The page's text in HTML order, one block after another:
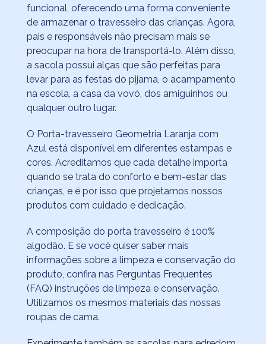
funcional, oferecendo uma forma conveniente
de armazenar o travesseiro das crianças. Agora,
pais e responsáveis não precisam mais se
preocupar na hora de transportá-lo. Além disso,
a sacola possui alças que são perfeitas para
levar para as festas do pijama, o acampamento
na escola, a casa da vovó, dos amiguinhos ou
qualquer outro lugar.
O Porta-travesseiro Geometria Laranja com
Azul está disponível em diferentes estampas e
cores. Acreditamos que cada detalhe importa
quando se trata do conforto e bem-estar das
crianças, e é por isso que projetamos nossos
produtos com cuidado e dedicação.
A composição do porta travesseiro é 100%
algodão. E se você quiser saber mais
informações sobre a limpeza e conservação do
produto, confira nas Perguntas Frequentes
(FAQ) instruções de limpeza e conservação.
Utilizamos os mesmos materiais das nossas
roupas de cama.